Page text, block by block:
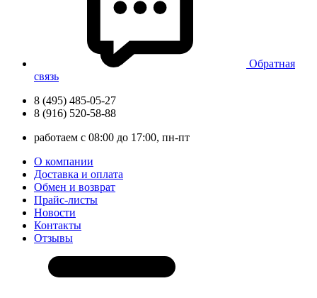
Обратная
связь
8 (495) 485-05-27
8 (916) 520-58-88
работаем с 08:00 до 17:00, пн-пт
О компании
Доставка и оплата
Обмен и возврат
Прайс-листы
Новости
Контакты
Отзывы